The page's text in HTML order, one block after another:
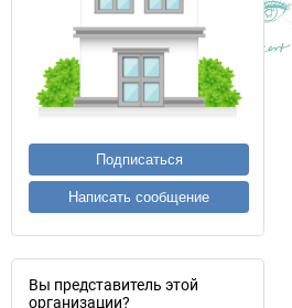
Подписаться
Написать сообщение
Вы представитель этой
организации?